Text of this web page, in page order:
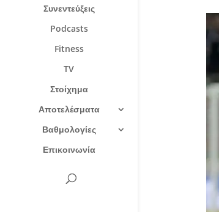
Συνεντεύξεις
Podcasts
Fitness
TV
Στοίχημα
Αποτελέσματα
Βαθμολογίες
Επικοινωνία